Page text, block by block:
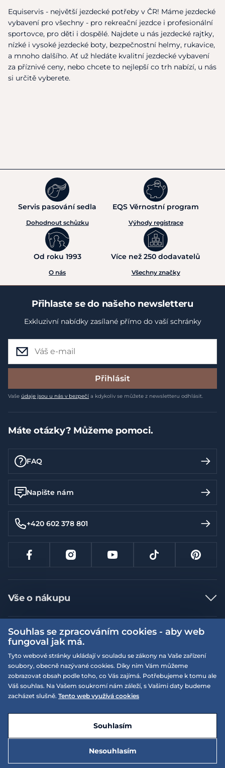
Equiservis - největší jezdecké potřeby v ČR! Máme jezdecké
vybavení pro všechny - pro rekreační jezdce i profesionální
sportovce, pro děti i dospělé. Najdete u nás jezdecké rajtky,
nízké i vysoké jezdecké boty, bezpečnostní helmy, rukavice,
a mnoho dalšího. Ať už hledáte kvalitní jezdecké vybavení
za příznivé ceny, nebo chcete to nejlepší co trh nabízí, u nás
si určitě vyberete.
Servis pasování sedla
Dohodnout schůzku
EQS Věrnostní program
Výhody registrace
Od roku 1993
O nás
Více než 250 dodavatelů
Všechny značky
Přihlaste se do našeho newsletteru
Exkluzivní nabídky zasílané přímo do vaší schránky
Přihlásit
Vaše údaje jsou u nás v bezpečí a kdykoliv se můžete z newsletteru odhlásit.
Máte otázky? Můžeme pomoci.
FAQ
Napište nám
+420 602 378 801
Vše o nákupu
Jak nakupovat
Nejčastější dotazy
Doprava a platba
Vrácení a výměna zboží
Reklamace
Velikostní tabulky
Více informací
Obchodní podmínky
Podmínky EQS věrnostního klubu
On-line katalogy
Dotace
Zásady ochrany osobních údajů
Naše prodejny
EQS Rudná
EQS Praha 9 - Letňany
Nyní zavřeno ‧ otevřeno od 09:00, Po
E-shop vytvořila a technicky zajišťujeSIMPLIA.cz
Souhlas se zpracováním cookies - aby web
fungoval jak má.
Tyto webové stránky ukládají v souladu se zákony na Vaše zařízení
soubory, obecně nazývané cookies. Díky nim Vám můžeme
zobrazovat obsah podle toho, co Vás zajímá. Potřebujeme k tomu ale
Váš souhlas. Na Vašem soukromí nám záleží, s Vašimi daty budeme
zacházet slušně. Tento web využívá cookies
Nesouhlasím
Souhlasím